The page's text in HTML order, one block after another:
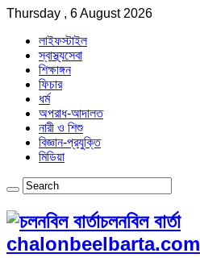
Thursday , 6 August 2026
লাইফস্টাইল
স্বাস্থ্যসেবা
শিক্ষাঙ্গন
ফিচার
ধর্ম
অপরাধ-আদালত
নারী ও শিশু
বিজ্ঞান-প্রযুক্তি
মিডিয়া
চলনবিল বার্তা
chalonbeelbarta.com